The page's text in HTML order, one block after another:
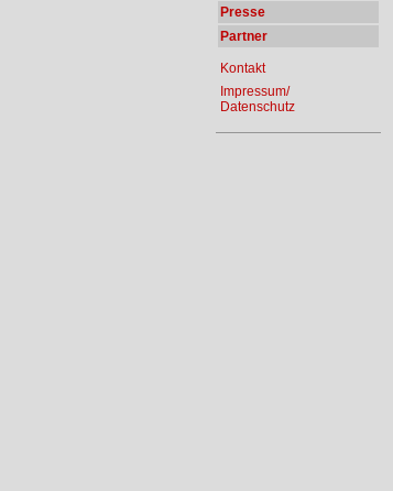
Presse
Partner
Kontakt
Impressum/
Datenschutz